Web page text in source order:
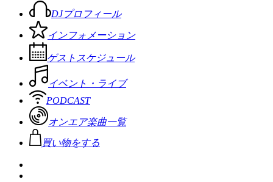
DJプロフィール
インフォメーション
ゲストスケジュール
イベント・ライブ
PODCAST
オンエア楽曲一覧
買い物をする